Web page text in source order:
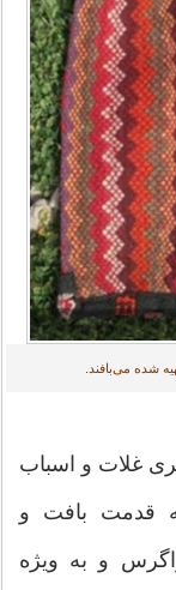
شده می‌بافند.
غلات و اسباب
قدمت بافت و
و به ویژه